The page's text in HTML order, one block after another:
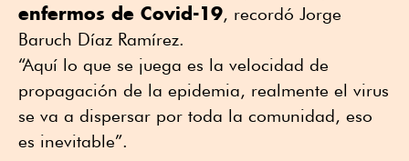
enfermos de Covid-19, recordó Jorge
Baruch Díaz Ramírez.
“Aquí lo que se juega es la velocidad de
propagación de la epidemia, realmente el virus
se va a dispersar por toda la comunidad, eso
es inevitable”.